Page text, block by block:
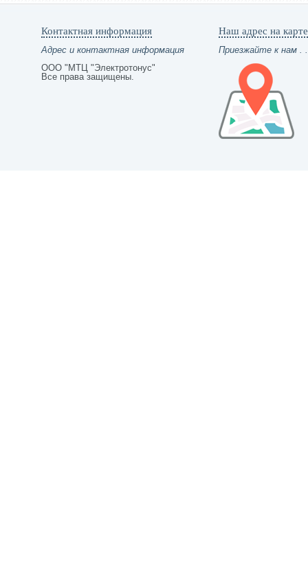
Контактная информация
Адрес и контактная информация
ООО "МТЦ "Электротонус"
Все права защищены.
Наш адрес на карте
Приезжайте к нам .